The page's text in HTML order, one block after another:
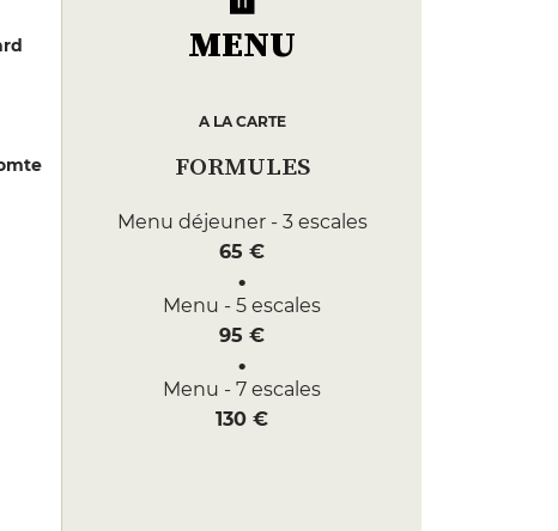
MENU
A LA CARTE
FORMULES
Menu déjeuner - 3 escales
65 €
Menu - 5 escales
95 €
Menu - 7 escales
130 €